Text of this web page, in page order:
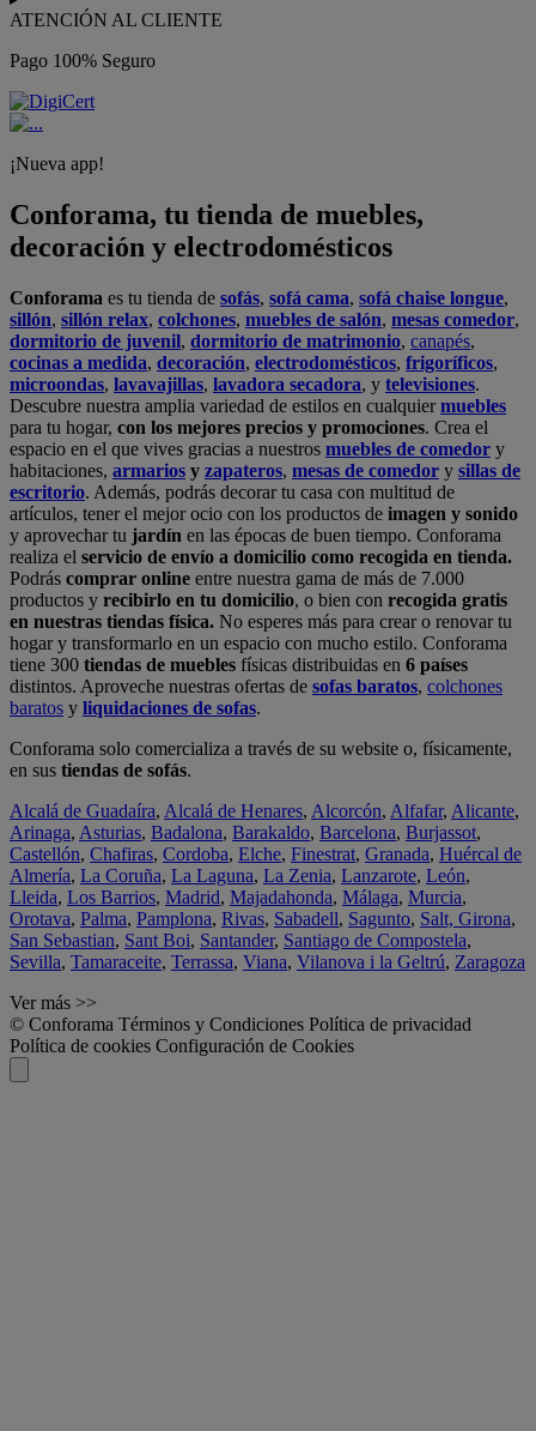
ATENCIÓN AL CLIENTE
Pago 100% Seguro
¡Nueva app!
Conforama, tu tienda de muebles,
decoración y electrodomésticos
Conforama es tu tienda de sofás, sofá cama, sofá chaise longue,
sillón, sillón relax, colchones, muebles de salón, mesas comedor,
dormitorio de juvenil, dormitorio de matrimonio, canapés,
cocinas a medida, decoración, electrodomésticos, frigoríficos,
microondas, lavavajillas, lavadora secadora, y televisiones.
Descubre nuestra amplia variedad de estilos en cualquiermuebles
para tu hogar, con los mejores precios y promociones. Crea el
espacio en el que vives gracias a nuestros muebles de comedor y
habitaciones, armarios y zapateros, mesas de comedor y sillas de
escritorio. Además, podrás decorar tu casa con multitud de
artículos, tener el mejor ocio con los productos de imagen y sonido
y aprovechar tu jardín en las épocas de buen tiempo. Conforama
realiza el servicio de envío a domicilio como recogida en tienda.
Podrás comprar online entre nuestra gama de más de 7.000
productos y recibirlo en tu domicilio, o bien con recogida gratis
en nuestras tiendas física. No esperes más para crear o renovar tu
hogar y transformarlo en un espacio con mucho estilo. Conforama
tiene 300 tiendas de muebles físicas distribuidas en 6 países
distintos. Aproveche nuestras ofertas de sofas baratos, colchones
baratos y liquidaciones de sofas.
Conforama solo comercializa a través de su website o, físicamente,
en sus tiendas de sofás.
Alcalá de Guadaíra, Alcalá de Henares, Alcorcón, Alfafar, Alicante,
Arinaga, Asturias, Badalona, Barakaldo, Barcelona, Burjassot,
Castellón, Chafiras, Cordoba, Elche, Finestrat, Granada, Huércal de
Almería, La Coruña, La Laguna, La Zenia, Lanzarote, León,
Lleida, Los Barrios, Madrid, Majadahonda, Málaga, Murcia,
Orotava, Palma, Pamplona, Rivas, Sabadell, Sagunto, Salt, Girona,
San Sebastian, Sant Boi, Santander, Santiago de Compostela,
Sevilla, Tamaraceite, Terrassa, Viana, Vilanova i la Geltrú, Zaragoza
Ver más >>
© Conforama Términos y Condiciones Política de privacidad
Política de cookies Configuración de Cookies